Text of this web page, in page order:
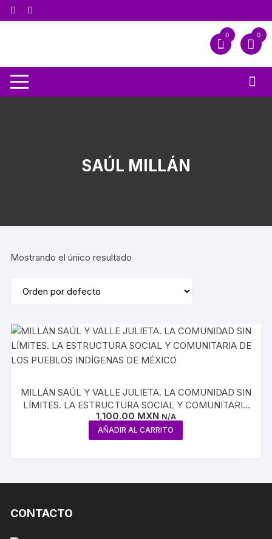
0 0
SAÚL MILLÁN
Mostrando el único resultado
MILLÁN SAÚL Y VALLE JULIETA. LA COMUNIDAD SIN
LÍMITES. LA ESTRUCTURA SOCIAL Y COMUNITARIA
DE LOS PUEBLOS INDÍGENAS DE MÉXICO
1,100.00 MXN N/A
AÑADIR AL CARRITO
CONTACTO